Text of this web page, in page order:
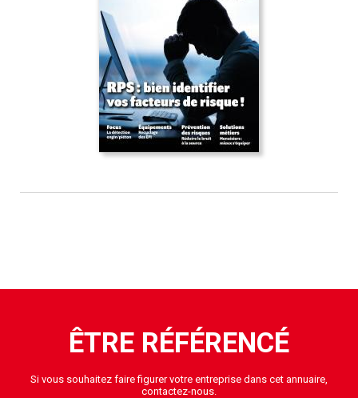
ÊTRE RÉFÉRENCÉ
Si vous souhaitez faire figurer votre entreprise dans cet annuaire,
contactez-nous.